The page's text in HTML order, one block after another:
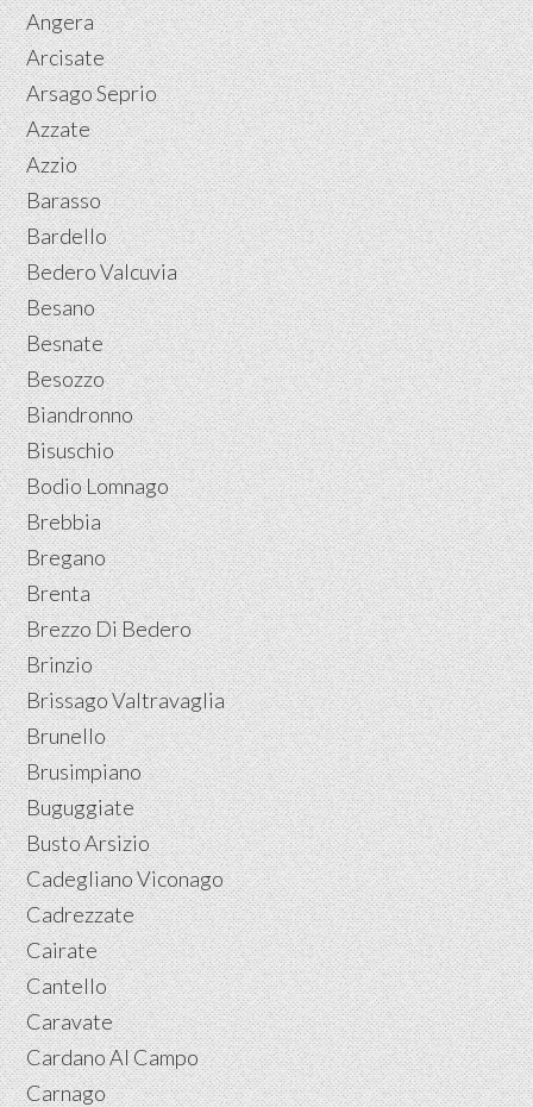
Angera
Arcisate
Arsago Seprio
Azzate
Azzio
Barasso
Bardello
Bedero Valcuvia
Besano
Besnate
Besozzo
Biandronno
Bisuschio
Bodio Lomnago
Brebbia
Bregano
Brenta
Brezzo Di Bedero
Brinzio
Brissago Valtravaglia
Brunello
Brusimpiano
Buguggiate
Busto Arsizio
Cadegliano Viconago
Cadrezzate
Cairate
Cantello
Caravate
Cardano Al Campo
Carnago